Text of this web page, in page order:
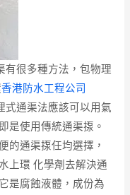
有很多種方法，包物理
香港防水工程公司
式通渠法應該可以用氣
是使用傳統通渠揼。
的通渠揼任均選擇，
上環 化學劑去解決通
是腐蝕液體，成份為